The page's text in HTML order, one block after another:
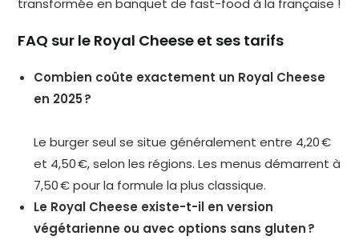
transformée en banquet de fast-food à la française !
FAQ sur le Royal Cheese et ses tarifs
Combien coûte exactement un Royal Cheese
en 2025 ?
Le burger seul se situe généralement entre 4,20 €
et 4,50 €, selon les régions. Les menus démarrent à
7,50 € pour la formule la plus classique.
Le Royal Cheese existe-t-il en version
végétarienne ou avec options sans gluten ?